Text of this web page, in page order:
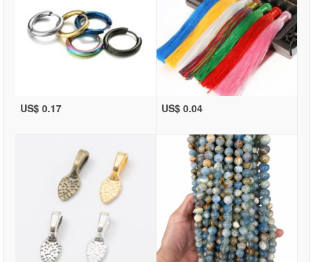
US$ 0.17 US$ 0.04